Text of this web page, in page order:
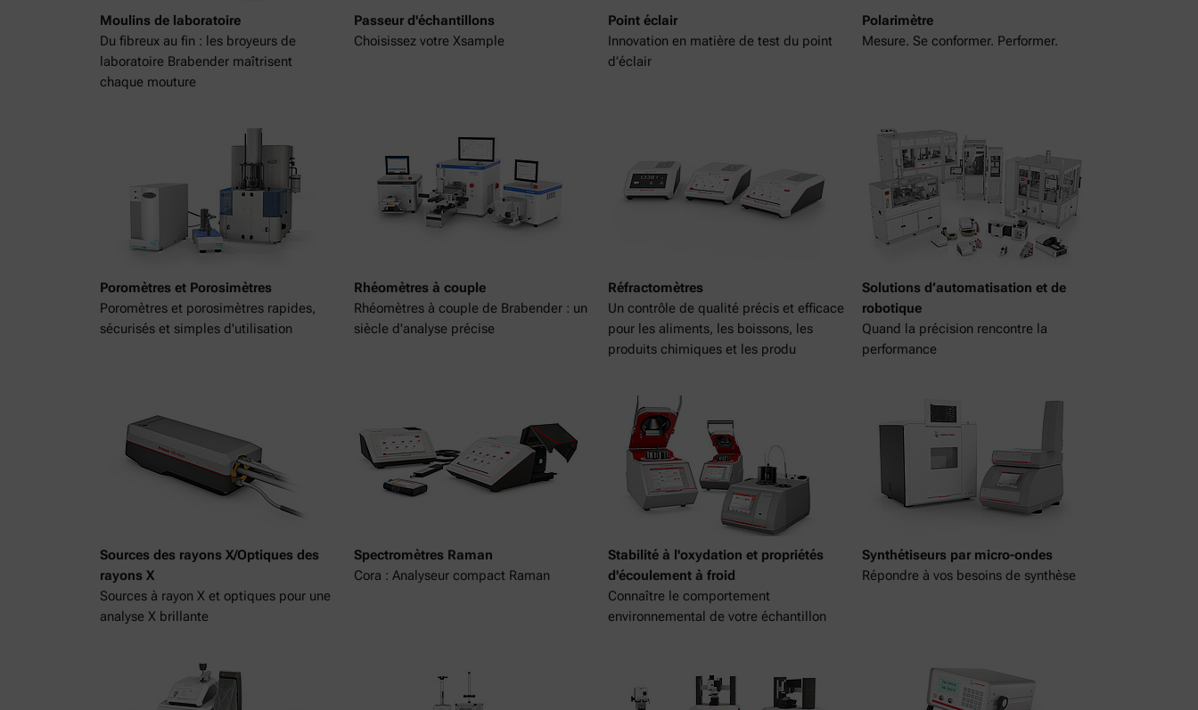
Moulins de laboratoire
Du fibreux au fin : les broyeurs de
laboratoire Brabender maîtrisent
chaque mouture
Passeur d'échantillons
Choisissez votre Xsample
Point éclair
Innovation en matière de test du point
d’éclair
Polarimètre
Mesure. Se conformer. Performer.
Poromètres et Porosimètres
Poromètres et porosimètres rapides,
sécurisés et simples d'utilisation
Rhéomètres à couple
Rhéomètres à couple de Brabender : un
siècle d'analyse précise
Réfractomètres
Un contrôle de qualité précis et efficace
pour les aliments, les boissons, les
produits chimiques et les produ
Solutions d’automatisation et de
robotique
Quand la précision rencontre la
performance
Sources des rayons X/Optiques des
rayons X
Sources à rayon X et optiques pour une
analyse X brillante
Spectromètres Raman
Cora : Analyseur compact Raman
Stabilité à l'oxydation et propriétés
d'écoulement à froid
Connaître le comportement
environnemental de votre échantillon
Synthétiseurs par micro-ondes
Répondre à vos besoins de synthèse